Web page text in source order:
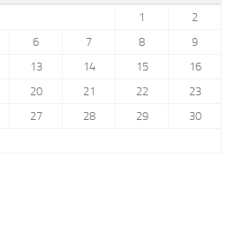
1
2
6 7 8
9
13 14 15
16
20 21 22
23
27 28 29
30